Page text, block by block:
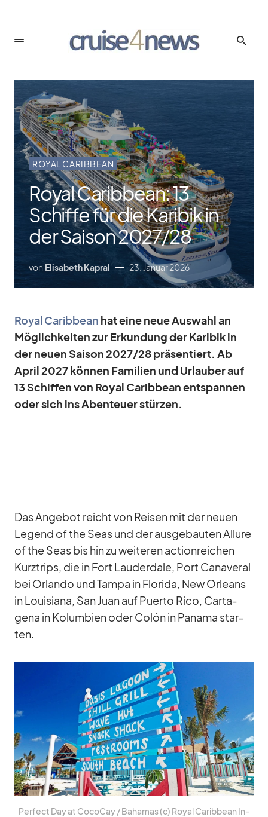
ROYAL CARIBBEAN
Royal Caribbean: 13
Schiffe für die Karibik in
der Saison 2027/​28
von Elisabeth Kapral 23. Januar 2026
Royal Ca­rib­bean hat eine neue Aus­wahl an
Mög­lich­kei­ten zur Er­kun­dung der Ka­ri­bik in
der neuen Sai­son 2027/​28 prä­sen­tiert. Ab
April 2027 kön­nen Fa­mi­lien und Ur­lau­ber auf
13 Schif­fen von Royal Ca­rib­bean ent­span­nen
oder sich ins Aben­teuer stür­zen.
Das An­ge­bot reicht von Rei­sen mit der neuen
Le­gend of the Seas und der aus­ge­bau­ten Al­lure
of the Seas bis hin zu wei­te­ren ac­tion­rei­chen
Kurz­trips, die in Fort Lau­derd­ale, Port Ca­na­ve­ral
bei Or­lando und Tampa in Flo­rida, New Or­leans
in Loui­siana, San Juan auf Pu­erto Rico, Car­ta­
gena in Ko­lum­bien oder Colón in Pa­nama star­
ten.
Per­fect Day at Co­co­Cay /​ Ba­ha­mas (c) Royal Ca­rib­bean In­